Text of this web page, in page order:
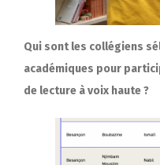
Qui sont les collégiens
académiques pour
de lecture à voix haute ?